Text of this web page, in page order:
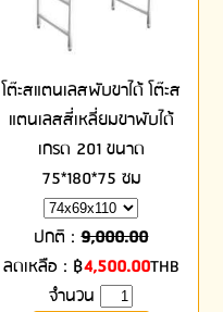
โต๊ะสแตนเลสพับขาได้ โต๊ะส
แตนเลสสี่เหลี่ยมขาพับได้
เกรด 201 ขนาด
75*180*75 ซม
ปกติ :9,000.00
ลดเหลือ : ฿4,500.00THB
จำนวน